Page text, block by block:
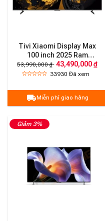
Tivi Xiaomi Display Max
100 inch 2025 Ram
3G/32G/4K/144Hz
53,990,000 ₫ 43,490,000 ₫
33930Đã xem
Miễn phí giao hàng
Giảm 3%